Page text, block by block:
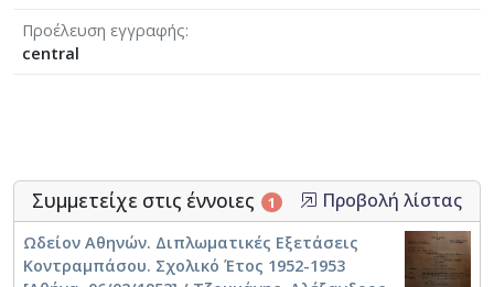
Προέλευση εγγραφής
central
Συμμετείχε στις έννοιες 1 Προβολή λίστας
Ωδείον Αθηνών. Διπλωματικές Εξετάσεις
Κοντραμπάσου. Σχολικό Έτος 1952-1953